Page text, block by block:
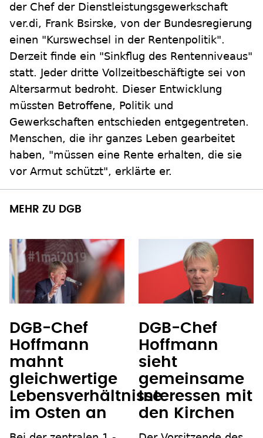
der Chef der Dienstleistungsgewerkschaft
ver.di, Frank Bsirske, von der Bundesregierung
einen "Kurswechsel in der Rentenpolitik".
Derzeit finde ein "Sinkflug des Rentenniveaus"
statt. Jeder dritte Vollzeitbeschäftigte sei von
Altersarmut bedroht. Dieser Entwicklung
müssten Betroffene, Politik und
Gewerkschaften entschieden entgegentreten.
Menschen, die ihr ganzes Leben gearbeitet
haben, "müssen eine Rente erhalten, die sie
vor Armut schützt", erklärte er.
MEHR ZU DGB
DGB-Chef
Hoffmann
mahnt
gleichwertige
Lebensverhältnisse
im Osten an
DGB-Chef
Hoffmann
sieht
gemeinsame
Interessen mit
den Kirchen